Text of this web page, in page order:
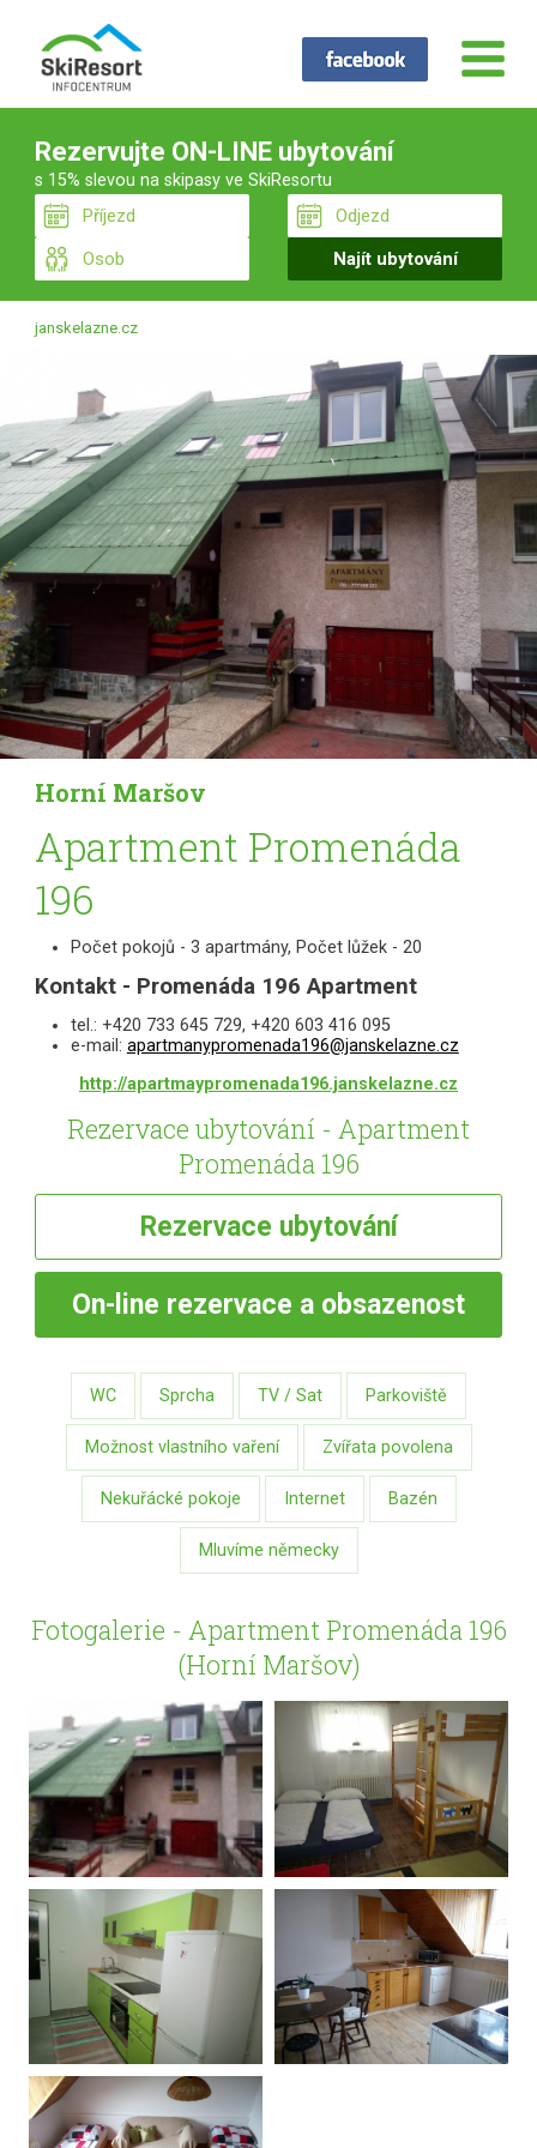
Rezervujte ON-LINE ubytování
s 15% slevou na skipasy ve SkiResortu
janskelazne.cz
Horní Maršov
Apartment Promenáda
196
Počet pokojů - 3 apartmány, Počet lůžek - 20
Kontakt - Promenáda 196 Apartment
tel.: +420 733 645 729, +420 603 416 095
e-mail: apartmanypromenada196@janskelazne.cz
http://apartmaypromenada196.janskelazne.cz
Rezervace ubytování - Apartment
Promenáda 196
Rezervace ubytování
On-line rezervace a obsazenost
WC Sprcha TV / Sat Parkoviště
Možnost vlastního vaření Zvířata povolena
Nekuřácké pokoje Internet Bazén
Mluvíme německy
Fotogalerie - Apartment Promenáda 196
(Horní Maršov)